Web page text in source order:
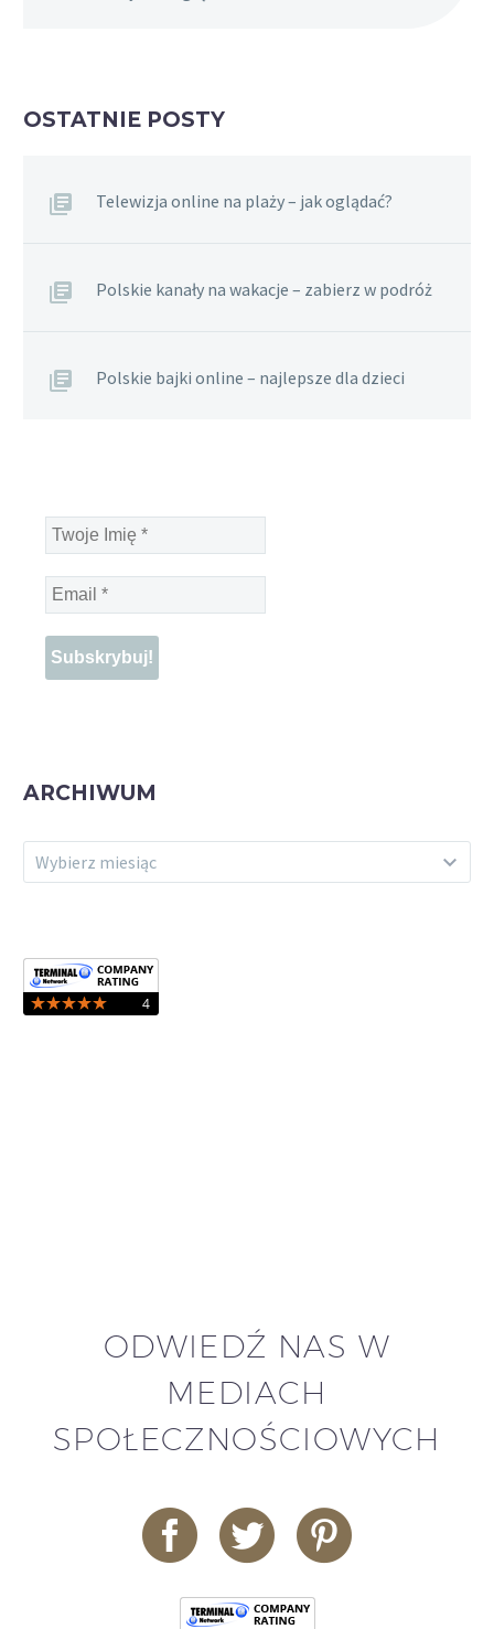
OSTATNIE POSTY
Telewizja online na plaży – jak oglądać?
Polskie kanały na wakacje – zabierz w podróż
Polskie bajki online – najlepsze dla dzieci
Twoje
Imię
*
Email
*
ARCHIWUM
ARCHIWUM
Wybierz miesiąc
ODWIEDŹ NAS W
MEDIACH
SPOŁECZNOŚCIOWYCH